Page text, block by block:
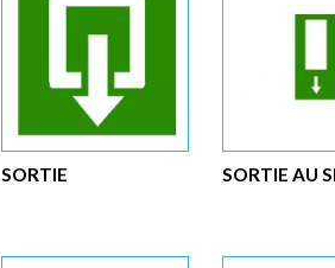
SORTIE SORTIE AU